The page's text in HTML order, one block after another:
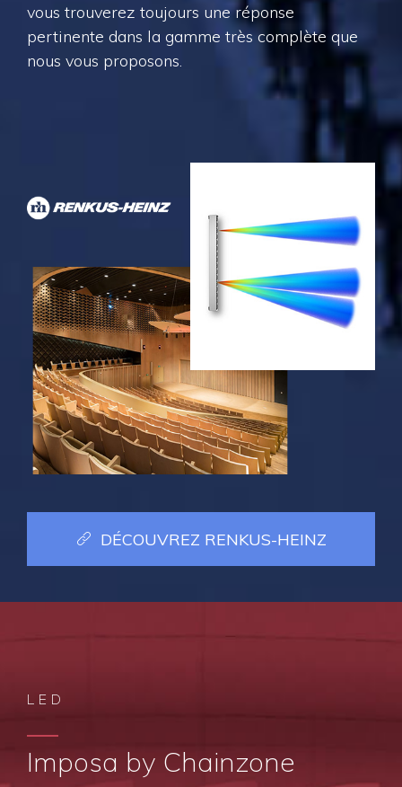
vous trouverez toujours une réponse
pertinente dans la gamme très complète que
nous vous proposons.
DÉCOUVREZ RENKUS-HEINZ
LED
Imposa by Chainzone